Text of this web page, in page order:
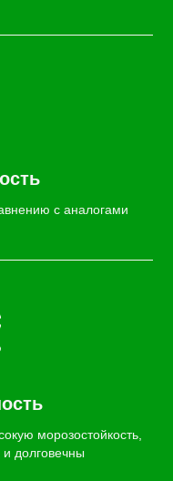
с аналогами
морозостойкость,
и долговечны